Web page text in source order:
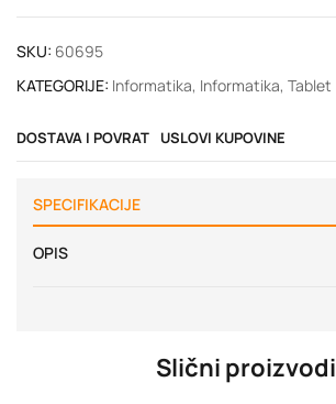
SKU: 60695
KATEGORIJE: Informatika, Informatika, Tablet
DOSTAVA I POVRAT USLOVI KUPOVINE
SPECIFIKACIJE
OPIS
Slični proizvodi